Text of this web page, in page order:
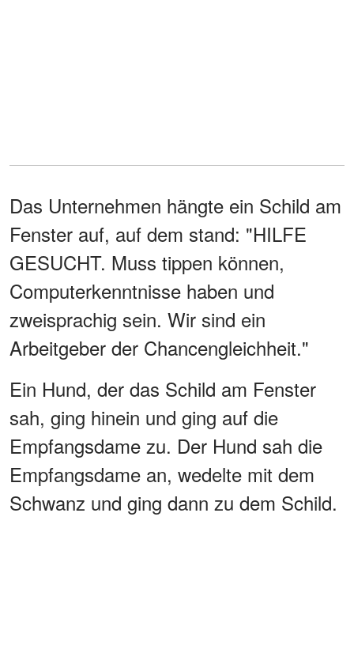
Das Unternehmen hängte ein Schild am
Fenster auf, auf dem stand: "HILFE
GESUCHT. Muss tippen können,
Computerkenntnisse haben und
zweisprachig sein. Wir sind ein
Arbeitgeber der Chancengleichheit."
Ein Hund, der das Schild am Fenster
sah, ging hinein und ging auf die
Empfangsdame zu. Der Hund sah die
Empfangsdame an, wedelte mit dem
Schwanz und ging dann zu dem Schild.